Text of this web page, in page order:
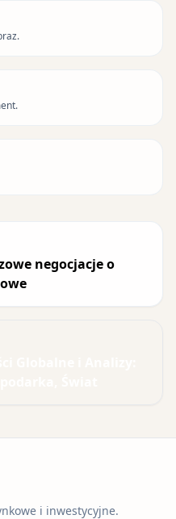
negocjacje o
i inwestycyjne.